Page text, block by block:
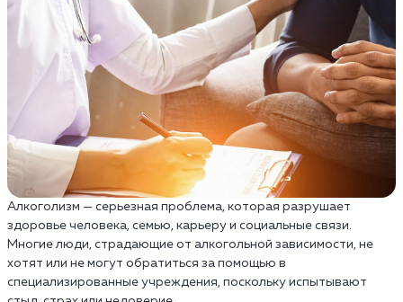
Алкоголизм — серьезная проблема, которая разрушает
здоровье человека, семью, карьеру и социальные связи.
Многие люди, страдающие от алкогольной зависимости, не
хотят или не могут обратиться за помощью в
специализированные учреждения, поскольку испытывают